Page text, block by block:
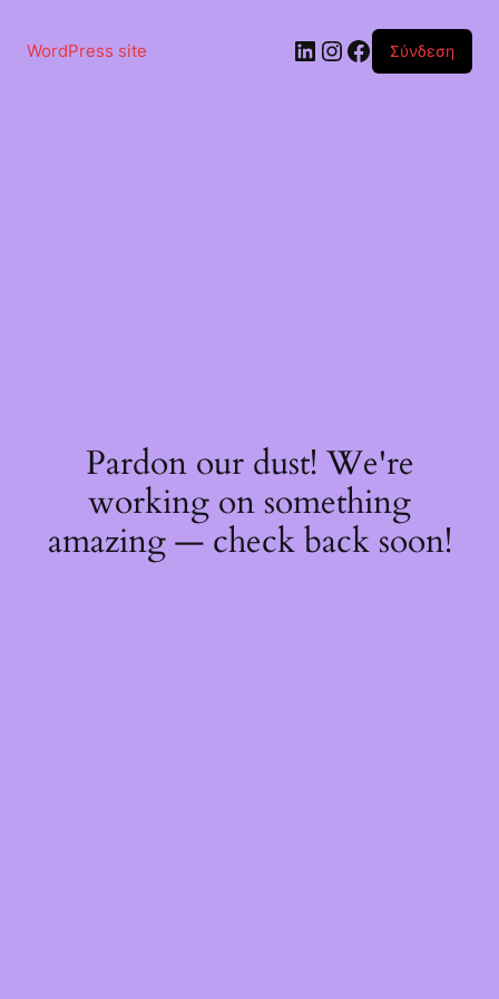
περιεχόμενο
WordPress site Linkedin
Instagram
Facebook
Σύνδεση
Pardon our dust! We're
working on something
amazing — check back soon!